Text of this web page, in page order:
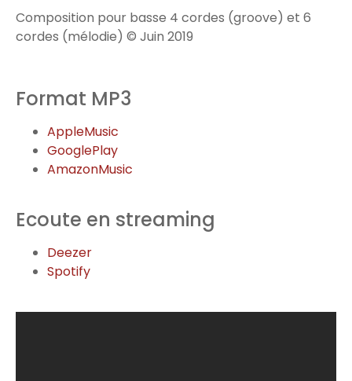
Composition pour basse 4 cordes (groove) et 6
cordes (mélodie) © Juin 2019
Format MP3
AppleMusic
GooglePlay
AmazonMusic
Ecoute en streaming
Deezer
Spotify